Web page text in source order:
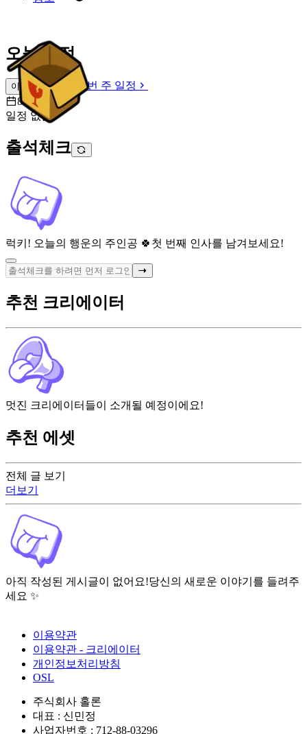
오늘 일정
이번 주 일정
이번 주 일정
8월 7일 [금]
일정 없음
출석체크
럭키! 오늘의 행운의 주인공 🍀 첫 번째 인사를 남겨보세요!
전체 글 보기
더보기
아직 작성된 게시글이 없어요!당신의 새로운 이야기를 들려주
세요 ✨
추천 크리에이터
멋진 크리에이터들이 소개될 예정이에요!
추천 에셋
이용약관
이용약관 - 크리에이터
개인정보처리방침
OSL
주식회사 홀론
대표 : 신민정
사업자번호 : 712-88-03296